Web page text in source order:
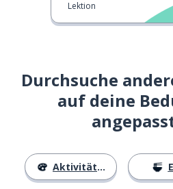
Lektion
Durchsuche
auf deine
Aktivitäten